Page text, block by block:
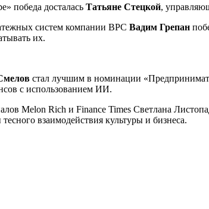
победа досталась Татьяне Стецкой,
систем компании BPC Вадим Грепан
их.
стал лучшим в номинации
с использованием ИИ.
Melon Rich и Finance Times Светлана
взаимодействия культуры и бизнеса.